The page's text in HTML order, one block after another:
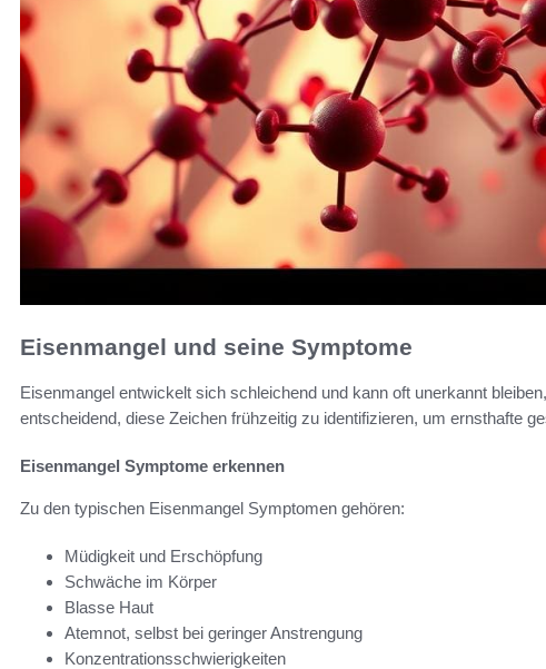
Eisenmangel und seine Symptome
Eisenmangel entwickelt sich schleichend und kann oft unerkannt
entscheidend, diese Zeichen frühzeitig zu identifizieren, um ernsthafte
Eisenmangel Symptome erkennen
Zu den typischen Eisenmangel Symptomen gehören:
Müdigkeit und Erschöpfung
Schwäche im Körper
Blasse Haut
Atemnot, selbst bei geringer Anstrengung
Konzentrationsschwierigkeiten